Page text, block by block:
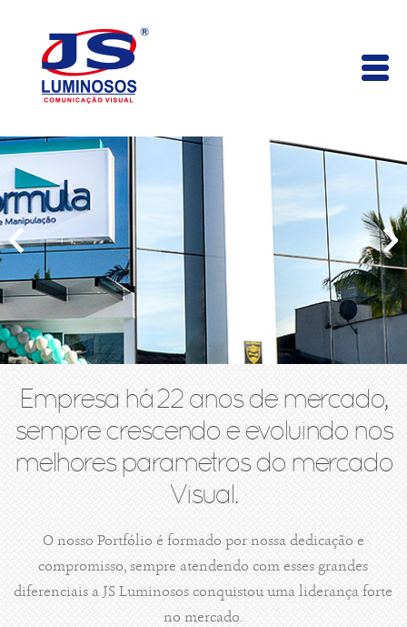
Empresa há 22 anos de mercado,
sempre crescendo e evoluindo nos
melhores parametros do mercado
Visual.
O nosso Portfólio é formado por nossa dedicação e
compromisso, sempre atendendo com esses grandes
diferenciais a JS Luminosos conquistou uma liderança forte
no mercado.